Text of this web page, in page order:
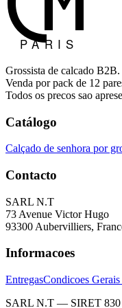
Grossista de calcado B2B.
Venda por pack de 12
Todos os precos sao
Catálogo
Calçado de senhora por
Contacto
SARL N.T
73 Avenue Victor Hugo
93300 Aubervilliers,
Informacoes
EntregasCondicoes Gerais
SARL N.T — SIRET 830